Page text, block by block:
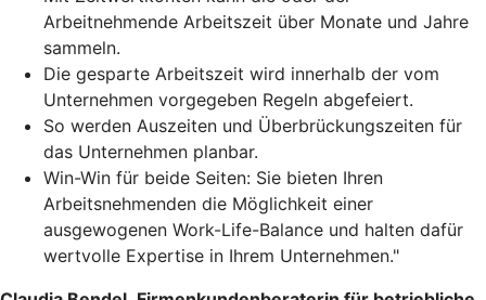
Arbeitnehmende Arbeitszeit über Monate und Jahre
sammeln.
Die gesparte Arbeitszeit wird innerhalb der vom
Unternehmen vorgegeben Regeln abgefeiert.
So werden Auszeiten und Überbrückungszeiten für
das Unternehmen planbar.
Win-Win für beide Seiten: Sie bieten Ihren
Arbeitsnehmenden die Möglichkeit einer
ausgewogenen Work-Life-Balance und halten dafür
wertvolle Expertise in Ihrem Unternehmen."